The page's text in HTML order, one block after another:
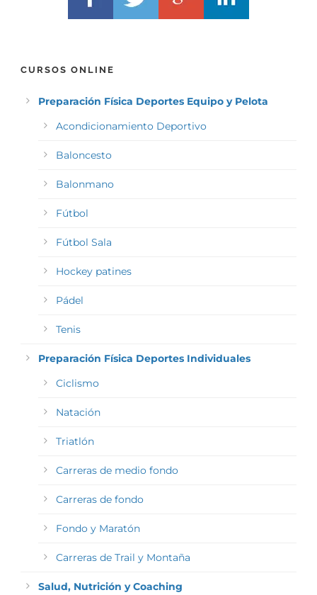
CURSOS ONLINE
Preparación Física Deportes Equipo y Pelota
Acondicionamiento Deportivo
Baloncesto
Balonmano
Fútbol
Fútbol Sala
Hockey patines
Pádel
Tenis
Preparación Física Deportes Individuales
Ciclismo
Natación
Triatlón
Carreras de medio fondo
Carreras de fondo
Fondo y Maratón
Carreras de Trail y Montaña
Salud, Nutrición y Coaching